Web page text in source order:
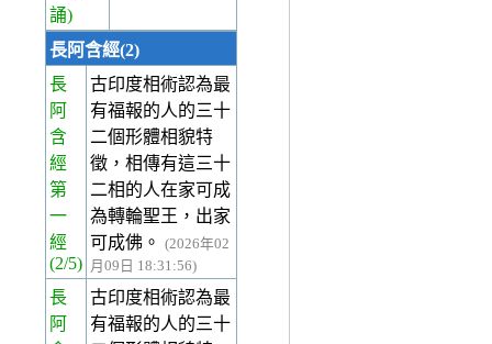
誦)
長阿含經(2)
長
阿
含
經
第
一
經
(2/5)
古印度相術認為最
有福報的人的三十
二個形體相貌特
徵，相傳有這三十
二相的人在家可成
為轉輪聖王，出家
可成佛。
(2026年02
月09日 18:31:56)
長
阿
古印度相術認為最
有福報的人的三十